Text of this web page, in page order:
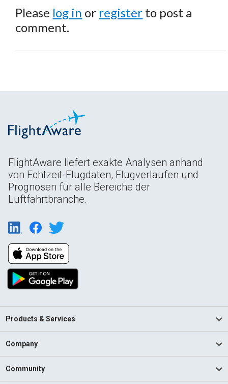
Please log in or register to post a
comment.
FlightAware liefert exakte Analysen anhand
von Echtzeit-Flugdaten, Flugverläufen und
Prognosen für alle Bereiche der
Luftfahrtbranche.
Products & Services
Company
Community